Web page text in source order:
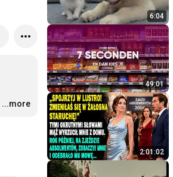
…
...more
6:04
49:01
2:01:02